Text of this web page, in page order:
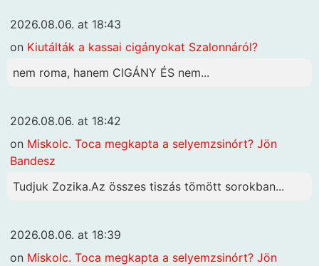
2026.08.06. at 18:43
on Kiutálták a kassai cigányokat Szalonnáról?
nem roma, hanem CIGÁNY ÉS nem...
2026.08.06. at 18:42
on Miskolc. Toca megkapta a selyemzsinórt? Jön
Bandesz
Tudjuk Zozika.Az összes tiszás tömött sorokban...
2026.08.06. at 18:39
on Miskolc. Toca megkapta a selyemzsinórt? Jön